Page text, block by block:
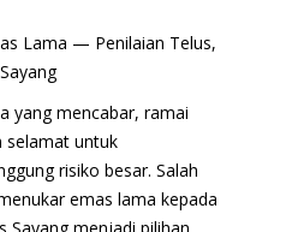
Lama — Penilaian Telus,
yang mencabar, ramai
selamat untuk
risiko besar. Salah
emas lama kepada